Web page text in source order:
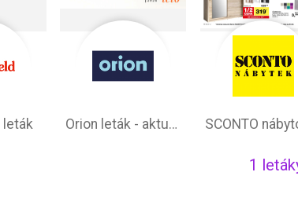
Orion leták - aktuálna ponuka
1